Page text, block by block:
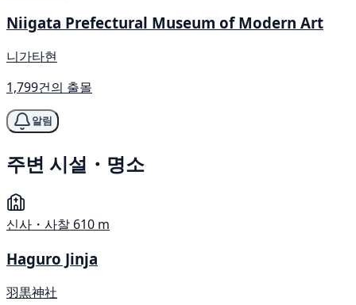
Niigata Prefectural Museum of Modern Art
니가타현
1,799건의 출몰
알림
주변 시설・명소
신사・사찰 610 m
Haguro Jinja
羽黒神社